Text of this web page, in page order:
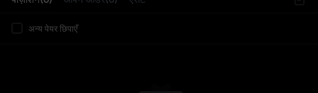
अन्य पेयर छिपाएँ